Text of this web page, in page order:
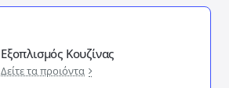
Εξοπλισμός Κουζίνας
Δείτε τα προιόντα